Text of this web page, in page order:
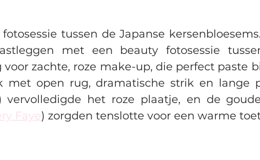
tussen de Japanse
met een beauty fotosessie
voor zachte, roze make-up, die perfect paste
met open rug, dramatische strik en lange
vervolledigde het roze plaatje, en de
Faye) zorgden tenslotte voor een warme